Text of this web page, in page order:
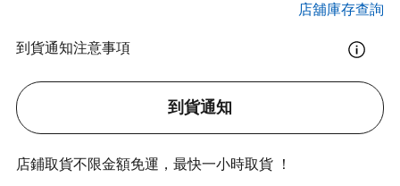
店舖庫存查詢
到貨通知注意事項
到貨通知
店鋪取貨不限金額免運，最快一小時取貨 ！